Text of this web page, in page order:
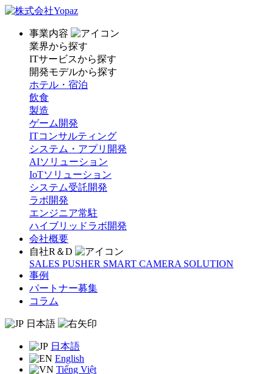
事業内容
業界から探す
ITサービスから探す
開発モデルから探す
ホテル・宿泊
飲食
製造
ゲーム開発
ITコンサルティング
システム・アプリ開発
AIソリューション
IoTソリューション
システム受託開発
ラボ開発
エンジニア常駐
ハイブリッドラボ開発
会社概要
自社R＆D
SALES PUSHER SMART CAMERA SOLUTION
事例
パートナー募集
コラム
日本語
日本語
English
Tiếng Việt